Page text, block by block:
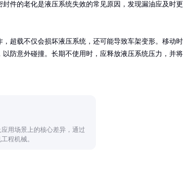
件的老化是液压系统失效的常见原因，发现漏油应及时更
，超载不仅会损坏液压系统，还可能导致车架变形。移动时
以防意外碰撞。长期不使用时，应释放液压系统压力，并将
用场景上的核心差异，通过
程机械。